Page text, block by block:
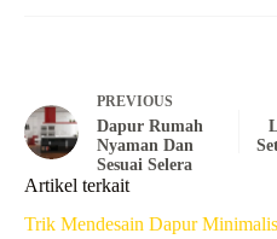
PREVIOUS
Dapur Rumah
Nyaman Dan
Sesuai Selera
Artikel terkait
Trik Mendesain Dapur